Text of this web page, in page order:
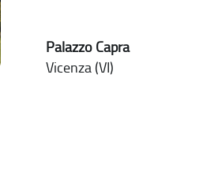
Palazzo Capra
Vicenza (VI)